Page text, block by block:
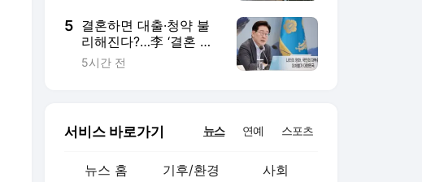
5 결혼하면 대출·청약 불
리해진다?…李 ‘결혼 페
널티’ 개선 예고
5시간 전
서비스 바로가기 뉴스 연예 스포츠
뉴스 홈 기후/환경 사회